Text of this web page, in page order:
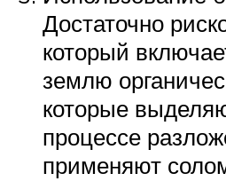
Достаточно
который
землю
которые
процессе
применяют